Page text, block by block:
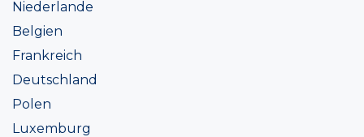
Niederlande
Belgien
Frankreich
Deutschland
Polen
Luxemburg